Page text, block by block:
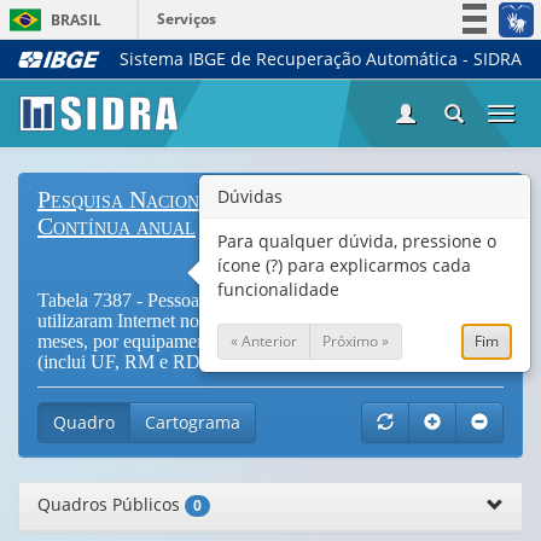
BRASIL
Serviços
Simplifique!
Acesso à informação
Sistema IBGE de Recuperação Automática - SIDRA
Pesquisa Nacional por Amostra de Domicílios
Contínua anual
Tabela 7387 - Pessoas de 10 anos ou mais de idade que
utilizaram Internet no período de referência dos últimos três
meses, por equipamento utilizado para acessar a Internet
(inclui UF, RM e RD) ( Vide Notas)
Quadro Cartograma
Quadros Públicos 0
Dúvidas
Para qualquer dúvida, pressione o
ícone (?) para explicarmos cada
funcionalidade
« Anterior Próximo » Fim